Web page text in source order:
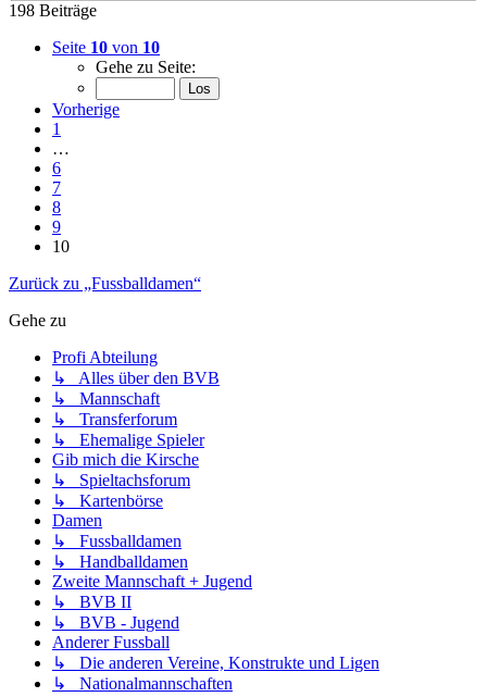
198 Beiträge
Seite 10 von 10
Gehe zu Seite:
Vorherige
1
…
6
7
8
9
10
Zurück zu „Fussballdamen“
Gehe zu
Profi Abteilung
↳ Alles über den BVB
↳ Mannschaft
↳ Transferforum
↳ Ehemalige Spieler
Gib mich die Kirsche
↳ Spieltachsforum
↳ Kartenbörse
Damen
↳ Fussballdamen
↳ Handballdamen
Zweite Mannschaft + Jugend
↳ BVB II
↳ BVB - Jugend
Anderer Fussball
↳ Die anderen Vereine, Konstrukte und Ligen
↳ Nationalmannschaften